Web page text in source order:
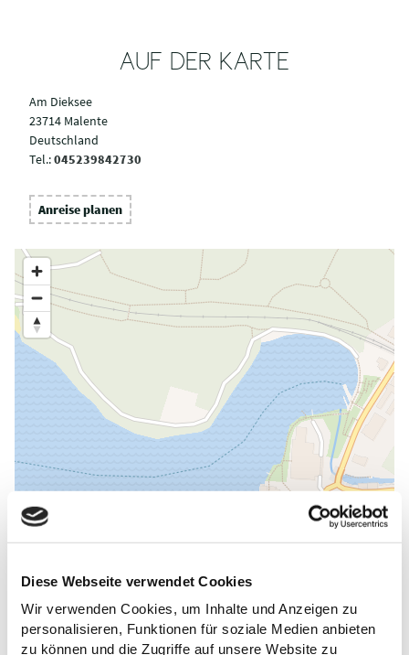
Diese Webseite verwendet Cookies
Wir verwenden Cookies, um Inhalte und Anzeigen zu
personalisieren, Funktionen für soziale Medien anbieten
zu können und die Zugriffe auf unsere Website zu
AUF DER KARTE
Am Dieksee
23714 Malente
Deutschland
Tel.:045239842730
Anreise planen